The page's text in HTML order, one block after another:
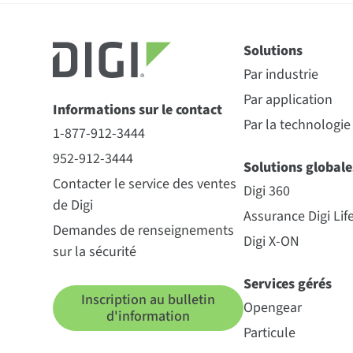
Informations sur le contact
1-877-912-3444
952-912-3444
Contacter le service des ventes
de Digi
Demandes de renseignements
sur la sécurité
Inscription au bulletin
d'information
Solutions
Par industrie
Par application
Par la technologie
Solutions
Digi 360
Assurance Digi
Digi X-ON
Services gérés
Opengear
Particule